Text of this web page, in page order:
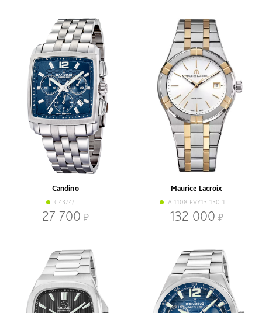
Candino
C4374/L
27 700
Maurice Lacroix
AI1108-PVY13-130-1
132 000